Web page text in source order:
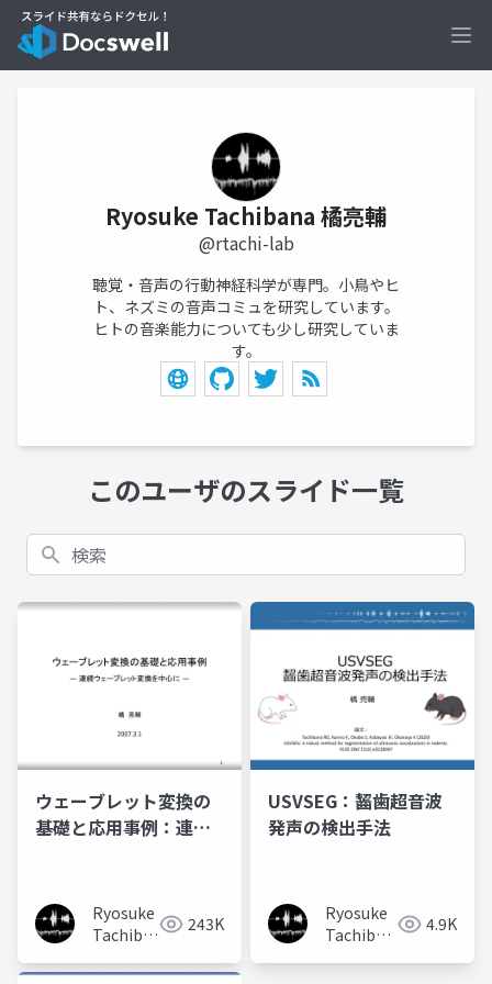
Ryosuke Tachibana 橘亮輔
@rtachi-lab
聴覚・音声の行動神経科学が専門。小鳥やヒ
ト、ネズミの音声コミュを研究しています。
ヒトの音楽能力についても少し研究していま
す。
このユーザのスライド一覧
検索
ウェーブレット変換の
基礎と応用事例：連続
Ryosuke
Tachibana
243K
USVSEG：齧歯超音波
発声の検出手法
Ryosuke
Tachibana
4.9K